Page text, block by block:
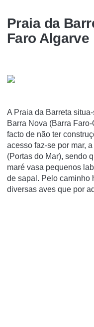
Praia da
Faro Algarve
A Praia da Barreta
Barra Nova (Barra
facto de não ter
acesso faz-se por mar,
(Portas do Mar), sendo
maré vasa pequenos
de sapal. Pelo caminho
diversas aves que por